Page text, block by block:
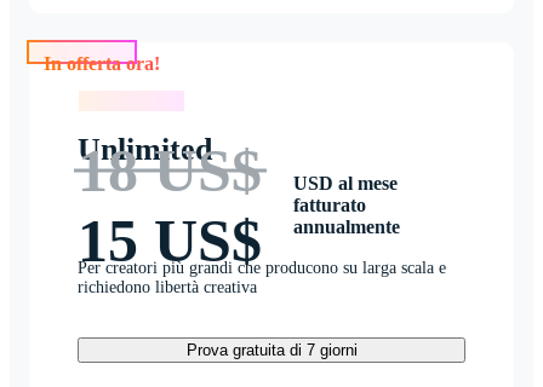
Unlimited
18 US$
15 US$
USD al mese
fatturato
annualmente
Per creatori più grandi che producono su larga scala e
richiedono libertà creativa
Prova gratuita di 7 giorni